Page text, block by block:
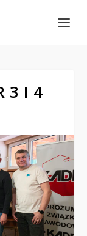
3 I 4